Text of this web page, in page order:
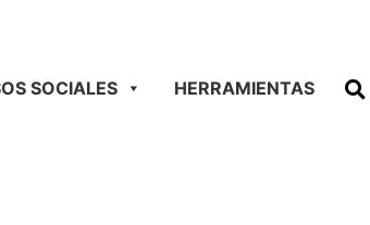
SOCIALES HERRAMIENTAS